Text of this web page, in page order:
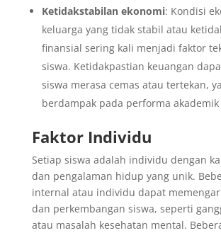
Ketidakstabilan ekonomi: Kondisi
keluarga yang tidak stabil atau
finansial sering kali menjadi faktor
siswa. Ketidakpastian keuangan
siswa merasa cemas atau tertekan,
berdampak pada performa akademik
Faktor Individu
Setiap siswa adalah individu dengan
dan pengalaman hidup yang unik.
internal atau individu dapat
dan perkembangan siswa, seperti
atau masalah kesehatan mental.